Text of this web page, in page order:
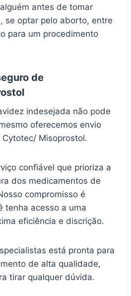
antes de tomar
se optar pelo aborto, entre
para um procedimento
de
indesejada não pode
oferecemos envio
Misoprostol.
confiável que prioriza a
dos medicamentos de
compromisso é
tenha acesso a uma
eficiência e discrição.
está pronta para
de alta qualidade,
tirar qualquer dúvida.